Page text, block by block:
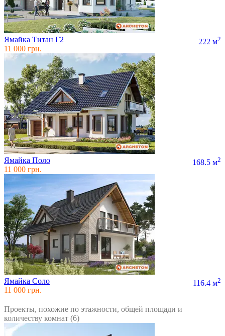
Ямайка Титан Г2 222 м2
11 000 грн.
Ямайка Поло 168.5 м2
11 000 грн.
Ямайка Соло 116.4 м2
11 000 грн.
Проекты, похожие по этажности, общей площади и
количеству комнат (6)